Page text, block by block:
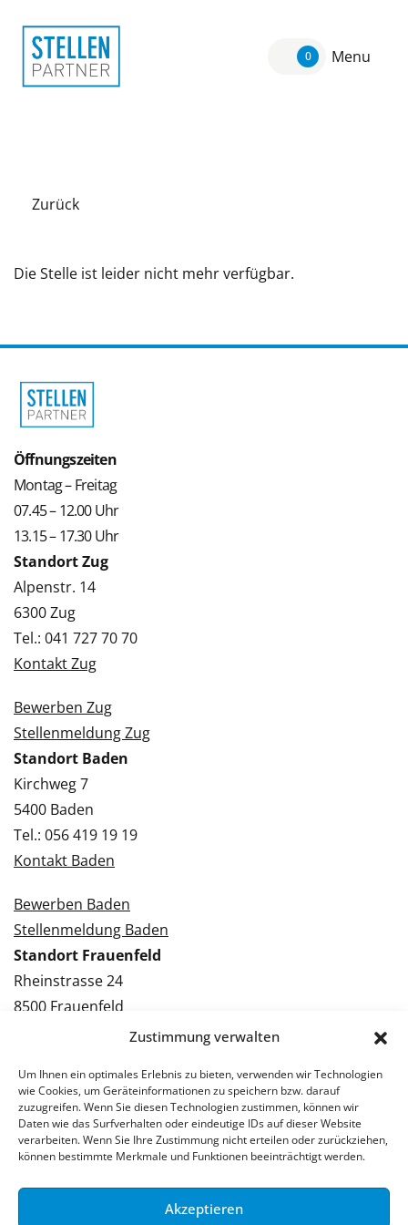
Zustimmung verwalten
Um Ihnen ein optimales Erlebnis zu bieten, verwenden wir Technologien
wie Cookies, um Geräteinformationen zu speichern bzw. darauf
zuzugreifen. Wenn Sie diesen Technologien zustimmen, können wir
Daten wie das Surfverhalten oder eindeutige IDs auf dieser Website
verarbeiten. Wenn Sie Ihre Zustimmung nicht erteilen oder zurückziehen,
können bestimmte Merkmale und Funktionen beeinträchtigt werden.
Akzeptieren
0 Menu
Zurück
Die Stelle ist leider nicht mehr verfügbar.
Öffnungszeiten
Montag – Freitag
07.45 – 12.00 Uhr
13.15 – 17.30 Uhr
Standort Zug
Alpenstr. 14
6300 Zug
Tel.: 041 727 70 70
Kontakt Zug
Bewerben Zug
Stellenmeldung Zug
Standort Baden
Kirchweg 7
5400 Baden
Tel.: 056 419 19 19
Kontakt Baden
Bewerben Baden
Stellenmeldung Baden
Standort Frauenfeld
Rheinstrasse 24
8500 Frauenfeld
Tel.: 052 224 09 09
Bewerben Frauenfeld
Stellenmeldung Frauenfeld
© 2026 Stellenpartner AG